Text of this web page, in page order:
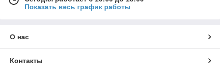
Показать весь график работы
О нас
Контакты